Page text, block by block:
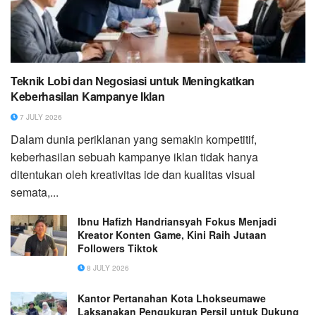
Teknik Lobi dan Negosiasi untuk Meningkatkan
Keberhasilan Kampanye Iklan
7 JULY 2026
Dalam dunia periklanan yang semakin kompetitif,
keberhasilan sebuah kampanye iklan tidak hanya
ditentukan oleh kreativitas ide dan kualitas visual
semata,...
Ibnu Hafizh Handriansyah Fokus Menjadi
Kreator Konten Game, Kini Raih Jutaan
Followers Tiktok
8 JULY 2026
Kantor Pertanahan Kota Lhokseumawe
Laksanakan Pengukuran Persil untuk Dukung